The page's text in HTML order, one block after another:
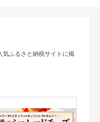
気ふるさと納税サイトに掲